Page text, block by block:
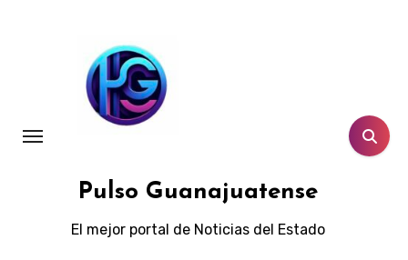
Pulso Guanajuatense
El mejor portal de Noticias del Estado